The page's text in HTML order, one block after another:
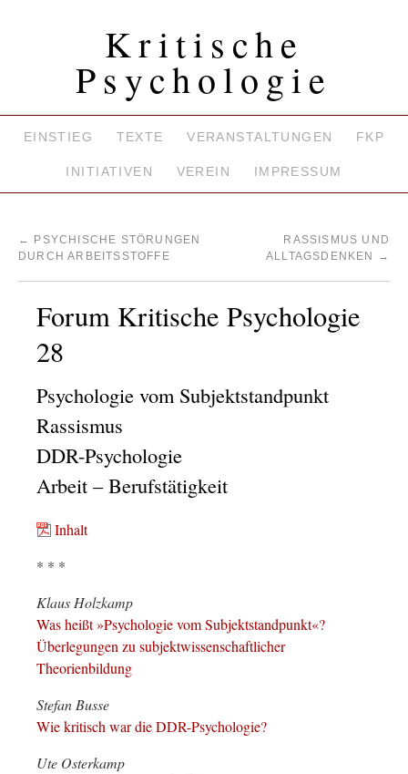
Kritische
Psychologie
EINSTIEG TEXTE VERANSTALTUNGEN FKP
INITIATIVEN VEREIN IMPRESSUM
←
PSYCHISCHE STÖRUNGEN
DURCH ARBEITSSTOFFE
RASSISMUS UND
ALLTAGSDENKEN
→
Forum Kritische Psychologie
28
Psychologie vom Subjektstandpunkt
Rassismus
DDR-Psychologie
Arbeit – Berufstätigkeit
Inhalt
* * *
Klaus Holzkamp
Was heißt »Psychologie vom Subjektstandpunkt«?
Überlegungen zu subjektwissenschaftlicher
Theorienbildung
Stefan Busse
Wie kritisch war die DDR-Psychologie?
Ute Osterkamp